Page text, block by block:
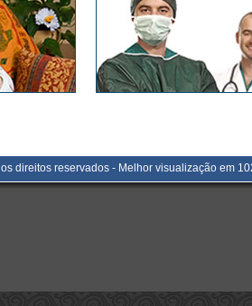
direitos reservados - Melhor visualização em